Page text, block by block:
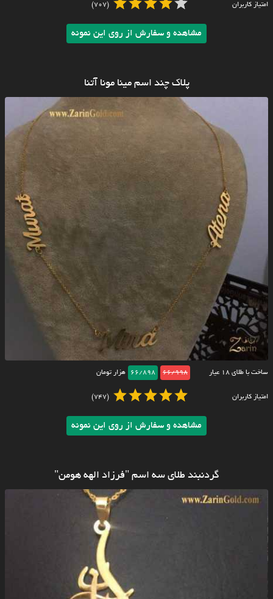
امتیاز کاربران (707)
مشاهده و سفارش از روی این نمونه
پلاک چند اسم مینا مونا آتنا
ساخت با طلای ۱۸ عیار 66/998
66/898 هزار تومان
امتیاز کاربران (747)
مشاهده و سفارش از روی این نمونه
گردنبند طلای سه اسم "فرزاد الهه هومن"